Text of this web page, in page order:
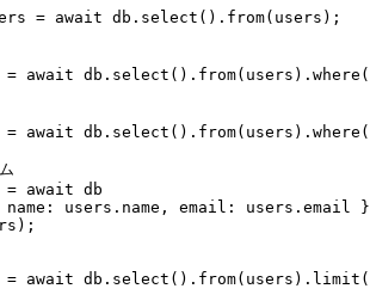
= await db . select () . from(users);
= await db . select () . from(users) . where (
= await db . select () . from(users) . where (
= await db
users . name , email: users . email
= await db . select () . from(users) . limit (